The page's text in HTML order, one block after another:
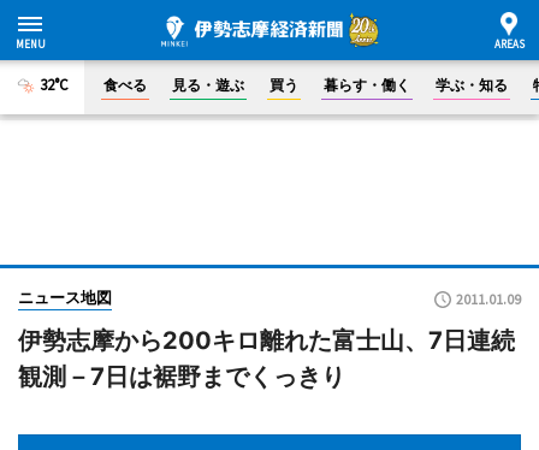
32°C 食べる 見る・遊ぶ 買う 暮らす・働く 学ぶ・知る
ニュース地図 2011.01.09
伊勢志摩から200キロ離れた富士山、7日連続
観測－7日は裾野までくっきり